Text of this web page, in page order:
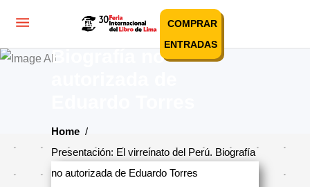
COMPRAR
ENTRADAS
Presentación: El
virreinato del Perú.
Biografía no
Home /
Presentación: El virreinato del Perú. Biografía
no autorizada de Eduardo Torres